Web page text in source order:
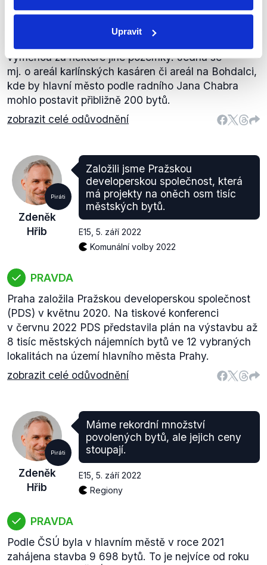
Upravit
PRAVDA
Pražští radní v březnu 2022 podpořili záměr darovat
výměnou za některé jiné pozemky. Jedná se
mj. o areál karlínských kasáren či areál na Bohdalci,
kde by hlavní město podle radního Jana Chabra
mohlo postavit přibližně 200 bytů.
zobrazit celé odůvodnění
Piráti
Zdeněk
Hřib
Založili jsme Pražskou
developerskou společnost, která
má projekty na oněch osm tisíc
městských bytů.
E15 5. září 2022
Komunální volby 2022
PRAVDA
Praha založila Pražskou developerskou společnost
(PDS) v květnu 2020. Na tiskové konferenci
v červnu 2022 PDS představila plán na výstavbu až
8 tisíc městských nájemních bytů ve 12 vybraných
lokalitách na území hlavního města Prahy.
zobrazit celé odůvodnění
Piráti
Zdeněk
Hřib
Máme rekordní množství
povolených bytů, ale jejich ceny
stoupají.
E15 5. září 2022
Regiony
PRAVDA
Podle ČSÚ byla v hlavním městě v roce 2021
zahájena stavba 9 698 bytů. To je nejvíce od roku